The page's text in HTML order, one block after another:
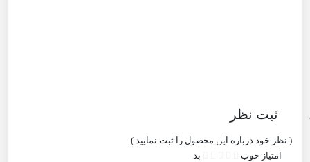
ثبت نظر
( نظر خود درباره این محصول را ثبت نمایید )
امتیاز خوب بد